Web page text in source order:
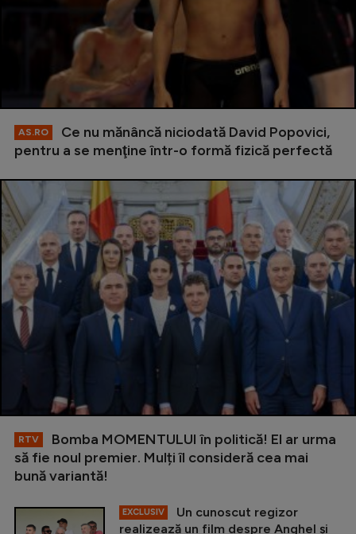
AS.RO
Ce nu mănâncă niciodată David Popovici,
pentru a se menţine într-o formă fizică perfectă
RTV
Bomba MOMENTULUI în politică! El ar urma
să fie noul premier. Mulți îl consideră cea mai
bună variantă!
EXCLUSIV
Un cunoscut regizor
realizează un film despre Anghel și